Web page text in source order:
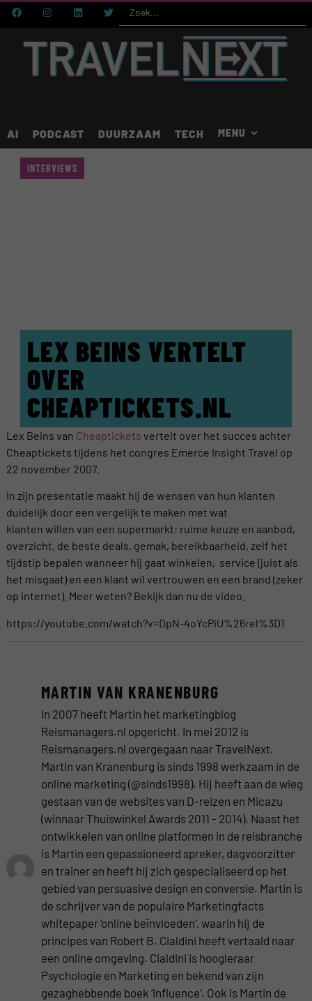
AI PODCAST DUURZAAM TECH
LEX BEINS VERTELT
OVER
CHEAPTICKETS.NL
INTERVIEWS
Lex Beins van Cheaptickets vertelt over het succes achter
Cheaptickets tijdens het congres Emerce Insight Travel op
22 november 2007.
In zijn presentatie maakt hij de wensen van hun klanten
duidelijk door een vergelijk te maken met wat
klanten willen van een supermarkt: ruime keuze en aanbod,
overzicht, de beste deals, gemak, bereikbaarheid, zelf het
tijdstip bepalen wanneer hij gaat winkelen, service (juist als
het misgaat) en een klant wil vertrouwen en een brand (zeker
op internet). Meer weten? Bekijk dan nu de video.
https://youtube.com/watch?v=DpN-4oYcPiU%26rel%3D1
MARTIN VAN KRANENBURG
In 2007 heeft Martin het marketingblog
Reismanagers.nl opgericht. In mei 2012 is
Reismanagers.nl overgegaan naar TravelNext.
Martin van Kranenburg is sinds 1998 werkzaam in de
online marketing (@sinds1998). Hij heeft aan de wieg
gestaan van de websites van D-reizen en Micazu
(winnaar Thuiswinkel Awards 2011 - 2014). Naast het
ontwikkelen van online platformen in de reisbranche
is Martin een gepassioneerd spreker, dagvoorzitter
en trainer en heeft hij zich gespecialiseerd op het
gebied van persuasive design en conversie. Martin is
de schrijver van de populaire Marketingfacts
whitepaper ‘online beïnvloeden’, waarin hij de
principes van Robert B. Cialdini heeft vertaald naar
een online omgeving. Cialdini is hoogleraar
Psychologie en Marketing en bekend van zijn
gezaghebbende boek ‘Influence‘. Ook is Martin de